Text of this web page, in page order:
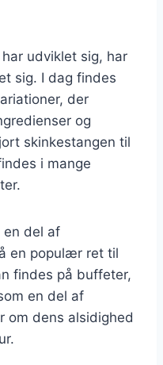
udviklet sig, har
sig. I dag findes
der
og
skinkestangen til
i mange
en del af
en populær ret til
findes på buffeter,
en del af
om dens alsidighed